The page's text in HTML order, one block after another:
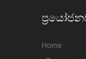
Home